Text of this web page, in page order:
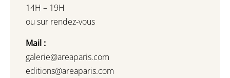
14H – 19H
ou sur rendez-vous
Mail :
galerie@areaparis.com
editions@areaparis.com